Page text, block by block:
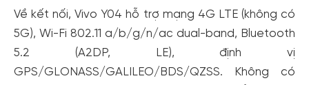
Về kết nối, Vivo Y04 hỗ trợ mạng 4G LTE (không có
5G), Wi-Fi 802.11 a/b/g/n/ac dual-band, Bluetooth
5.2 (A2DP, LE), định vị
GPS/GLONASS/GALILEO/BDS/QZSS. Không có